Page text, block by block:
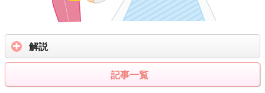
解説
記事一覧